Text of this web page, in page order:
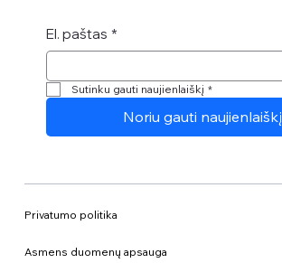
El. paštas *
Sutinku gauti naujienlaiškį *
Noriu gauti naujienlaiškį
Privatumo politika
Asmens duomenų apsauga